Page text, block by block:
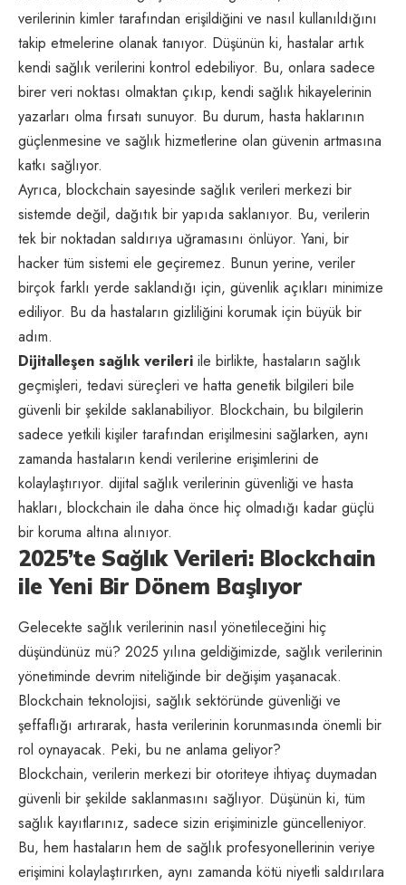
verilerinin kimler tarafından erişildiğini ve nasıl kullanıldığını
takip etmelerine olanak tanıyor. Düşünün ki, hastalar artık
kendi sağlık verilerini kontrol edebiliyor. Bu, onlara sadece
birer veri noktası olmaktan çıkıp, kendi sağlık hikayelerinin
yazarları olma fırsatı sunuyor. Bu durum, hasta haklarının
güçlenmesine ve sağlık hizmetlerine olan güvenin artmasına
katkı sağlıyor.
Ayrıca, blockchain sayesinde sağlık verileri merkezi bir
sistemde değil, dağıtık bir yapıda saklanıyor. Bu, verilerin
tek bir noktadan saldırıya uğramasını önlüyor. Yani, bir
hacker tüm sistemi ele geçiremez. Bunun yerine, veriler
birçok farklı yerde saklandığı için, güvenlik açıkları minimize
ediliyor. Bu da hastaların gizliliğini korumak için büyük bir
adım.
Dijitalleşen sağlık verileri ile birlikte, hastaların sağlık
geçmişleri, tedavi süreçleri ve hatta genetik bilgileri bile
güvenli bir şekilde saklanabiliyor. Blockchain, bu bilgilerin
sadece yetkili kişiler tarafından erişilmesini sağlarken, aynı
zamanda hastaların kendi verilerine erişimlerini de
kolaylaştırıyor. dijital sağlık verilerinin güvenliği ve hasta
hakları, blockchain ile daha önce hiç olmadığı kadar güçlü
bir koruma altına alınıyor.
2025’te Sağlık Verileri: Blockchain
ile Yeni Bir Dönem Başlıyor
Gelecekte sağlık verilerinin nasıl yönetileceğini hiç
düşündünüz mü? 2025 yılına geldiğimizde, sağlık verilerinin
yönetiminde devrim niteliğinde bir değişim yaşanacak.
Blockchain teknolojisi, sağlık sektöründe güvenliği ve
şeffaflığı artırarak, hasta verilerinin korunmasında önemli bir
rol oynayacak. Peki, bu ne anlama geliyor?
Blockchain, verilerin merkezi bir otoriteye ihtiyaç duymadan
güvenli bir şekilde saklanmasını sağlıyor. Düşünün ki, tüm
sağlık kayıtlarınız, sadece sizin erişiminizle güncelleniyor.
Bu, hem hastaların hem de sağlık profesyonellerinin veriye
erişimini kolaylaştırırken, aynı zamanda kötü niyetli saldırılara